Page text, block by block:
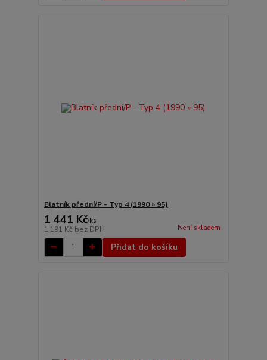
Blatník přední/P - Typ 4 (1990 » 95)
1 441 Kč/ks
1 191 Kč bez DPH Není skladem
Přidat do košíku